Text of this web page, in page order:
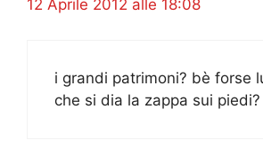
12 Aprile 2012 alle 18:08
i grandi patrimoni? bè forse
che si dia la zappa sui piedi?